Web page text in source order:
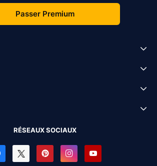
Passer Premium
RÉSEAUX SOCIAUX